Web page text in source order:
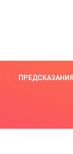
ПРЕДСКАЗАНИЯ